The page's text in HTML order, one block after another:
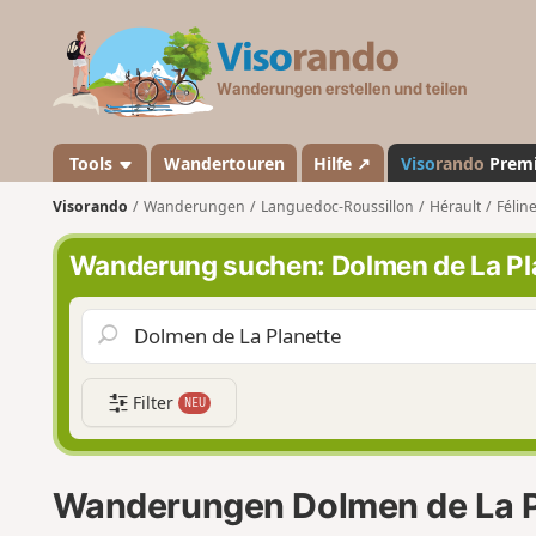
a
n
d
o
Tools Wandertouren Hilfe ↗ Visorando
Visorando Wanderungen Languedoc-Roussillon Hérault
Wanderung suchen: Dolmen de La
Filter NEU
Wanderungen Dolmen de La